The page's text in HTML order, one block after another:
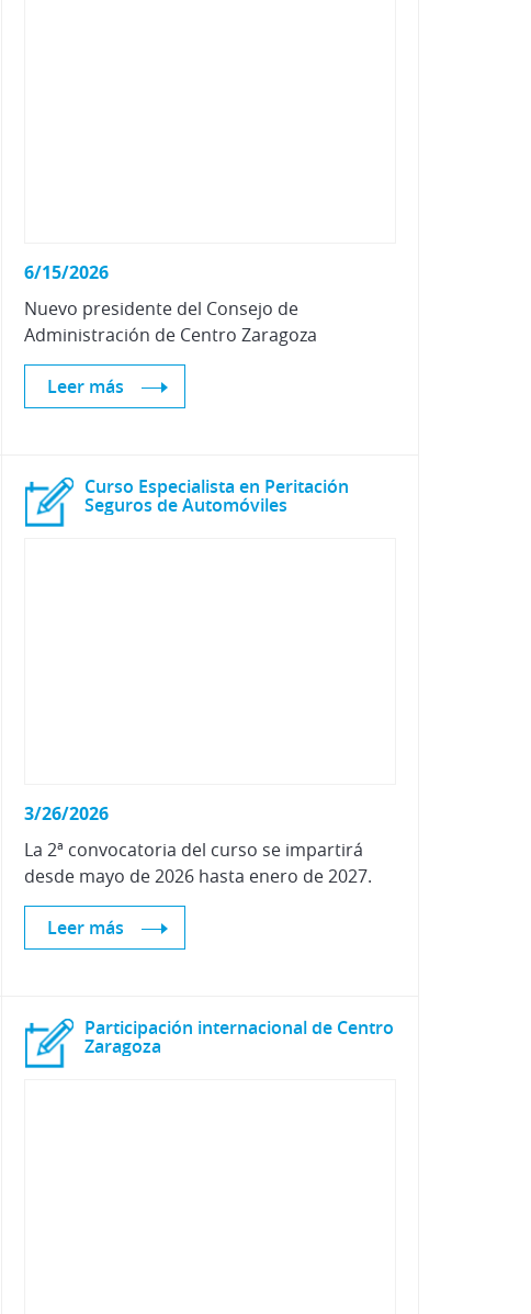
6/15/2026
Nuevo presidente del Consejo de
Administración de Centro Zaragoza
Leer más
Curso Especialista en Peritación
Seguros de Automóviles
3/26/2026
La 2ª convocatoria del curso se impartirá
desde mayo de2026 hasta enero de2027.
Leer más
Participación internacional de Centro
Zaragoza